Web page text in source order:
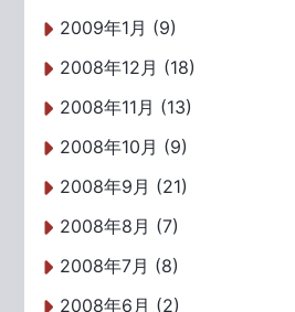
2009年1月 (9)
2008年12月 (18)
2008年11月 (13)
2008年10月 (9)
2008年9月 (21)
2008年8月 (7)
2008年7月 (8)
2008年6月 (2)